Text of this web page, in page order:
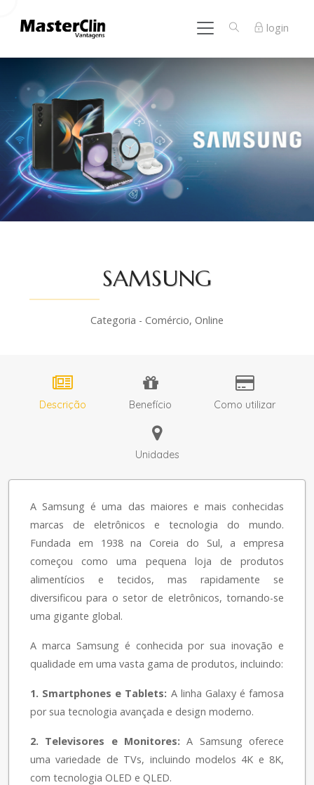
login
SAMSUNG
Categoria - Comércio, Online
Descrição Benefício Como utilizar
Unidades
A Samsung é uma das maiores e mais conhecidas
marcas de eletrônicos e tecnologia do mundo.
Fundada em 1938 na Coreia do Sul, a empresa
começou como uma pequena loja de produtos
alimentícios e tecidos, mas rapidamente se
diversificou para o setor de eletrônicos, tornando-se
uma gigante global.
A marca Samsung é conhecida por sua inovação e
qualidade em uma vasta gama de produtos, incluindo:
1. Smartphones e Tablets: A linha Galaxy é famosa
por sua tecnologia avançada e design moderno.
2. Televisores e Monitores:A Samsung oferece
uma variedade de TVs, incluindo modelos 4K e 8K,
com tecnologia OLED e QLED.